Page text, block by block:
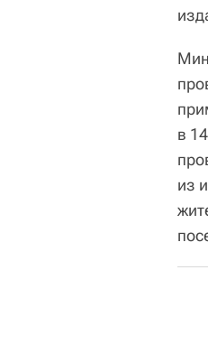
в
из